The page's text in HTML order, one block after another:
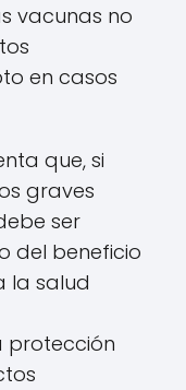
vacunas no
en casos
que, si
graves
ser
del beneficio
la salud
protección